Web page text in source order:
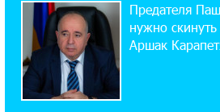
обслуживания Ucom
адресу ул. Шаумяна, 24/2 в Арарате
22:28:49 27-07-2026
Никогда Нагорный
составе независимого
Предателя
нужно скинуть
Аршак